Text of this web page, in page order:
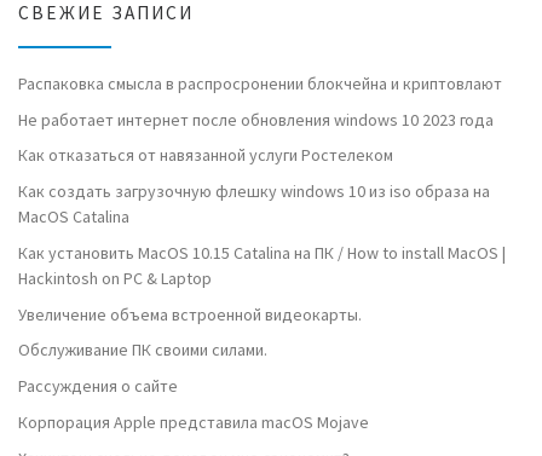
СВЕЖИЕ ЗАПИСИ
Распаковка смысла в распросронении блокчейна и криптовлают
Не работает интернет после обновления windows 10 2023 года
Как отказаться от навязанной услуги Ростелеком
Как создать загрузочную флешку windows 10 из iso образа на
MacOS Catalina
Как установить MacOS 10.15 Catalina на ПК / How to install MacOS |
Hackintosh on PC & Laptop
Увеличение объема встроенной видеокарты.
Обслуживание ПК своими силами.
Рассуждения о сайте
Корпорация Apple представила macOS Mojave